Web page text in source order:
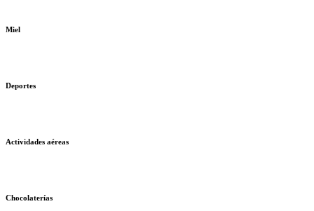
Miel
Deportes
Actividades aéreas
Chocolaterías